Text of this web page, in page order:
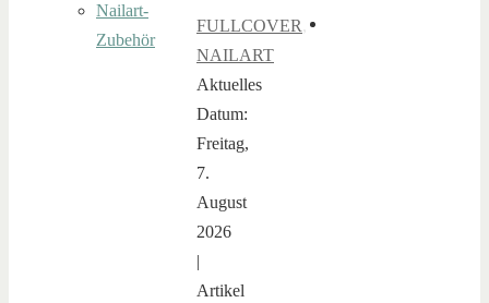
FULLCOVER,
NAILART
Aktuelles
Datum:
Freitag,
7.
August
2026
|
Artikel
Nailart-
Zubehör